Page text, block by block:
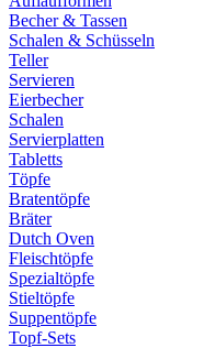
Becher & Tassen
Schalen & Schüsseln
Teller
Servieren
Eierbecher
Schalen
Servierplatten
Tabletts
Töpfe
Bratentöpfe
Bräter
Dutch Oven
Fleischtöpfe
Spezialtöpfe
Stieltöpfe
Suppentöpfe
Topf-Sets